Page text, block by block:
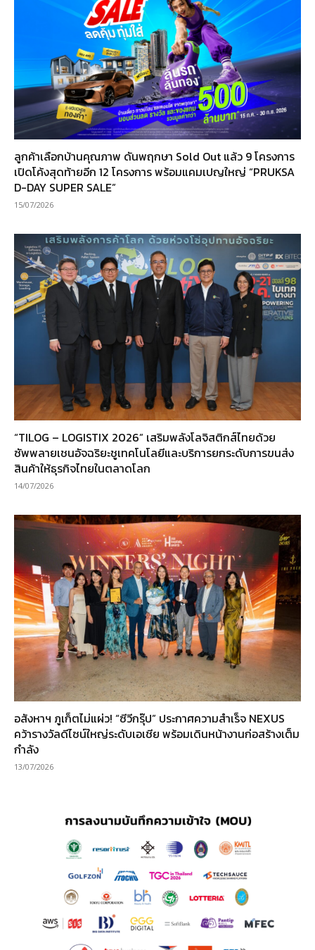
ลูกค้าเลือกบ้านคุณภาพ ดันพฤกษา Sold Out แล้ว 9 โครงการ
เปิดโค้งสุดท้ายอีก 12 โครงการ พร้อมแคมเปญใหญ่ “PRUKSA
D-DAY SUPER SALE”
15/07/2026
“TILOG – LOGISTIX 2026” เสริมพลังโลจิสติกส์ไทยด้วย
ซัพพลายเชนอัจฉริยะชูเทคโนโลยีและบริการยกระดับการขนส่ง
สินค้าให้ธุรกิจไทยในตลาดโลก
14/07/2026
อสังหาฯ ภูเก็ตไม่แผ่ว! “ซีวีกรุ๊ป” ประกาศความสำเร็จ NEXUS
คว้ารางวัลดีไซน์ใหญ่ระดับเอเชีย พร้อมเดินหน้างานก่อสร้างเต็ม
กำลัง
13/07/2026